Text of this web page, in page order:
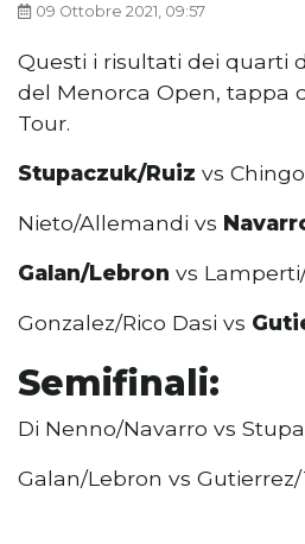
09 Ottobre 2021, 09:57
Questi i risultati dei quarti
del Menorca Open, tappa
Tour.
Stupaczuk/Ruiz vs
Nieto/Allemandi vs
Galan/Lebron vs
Gonzalez/Rico Dasi vs
Semifinali:
Di Nenno/Navarro vs
Galan/Lebron vs Gutierrez/